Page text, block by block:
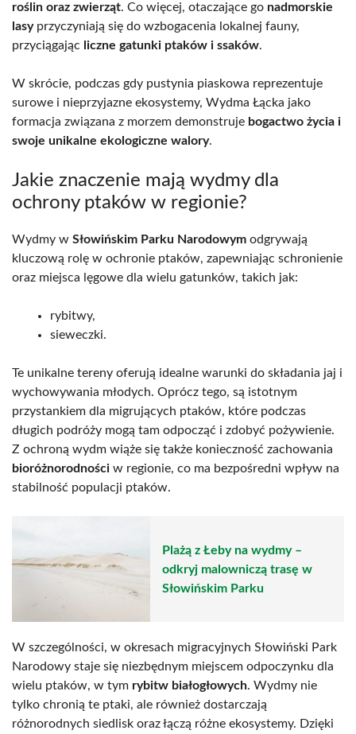
roślin oraz zwierząt. Co więcej, otaczające go nadmorskie
lasyprzyczyniają się do wzbogacenia lokalnej fauny,
przyciągając liczne gatunki ptaków i ssaków.
W skrócie, podczas gdy pustynia piaskowa reprezentuje
surowe i nieprzyjazne ekosystemy, Wydma Łącka jako
formacja związana z morzem demonstruje bogactwo życia i
swoje unikalne ekologiczne walory.
Jakie znaczenie mają wydmy dla
ochrony ptaków w regionie?
Wydmy w Słowińskim Parku Narodowym odgrywają
kluczową rolę w ochronie ptaków, zapewniając schronienie
oraz miejsca lęgowe dla wielu gatunków, takich jak:
rybitwy,
sieweczki.
Te unikalne tereny oferują idealne warunki do składania jaj i
wychowywania młodych. Oprócz tego, są istotnym
przystankiem dla migrujących ptaków, które podczas
długich podróży mogą tam odpocząć i zdobyć pożywienie.
Z ochroną wydm wiąże się także konieczność zachowania
bioróżnorodności w regionie, co ma bezpośredni wpływ na
stabilność populacji ptaków.
Plażą z Łeby na wydmy –
odkryj malowniczą trasę w
Słowińskim Parku
W szczególności, w okresach migracyjnych Słowiński Park
Narodowy staje się niezbędnym miejscem odpoczynku dla
wielu ptaków, w tym rybitw białogłowych. Wydmy nie
tylko chronią te ptaki, ale również dostarczają
różnorodnych siedlisk oraz łączą różne ekosystemy. Dzięki